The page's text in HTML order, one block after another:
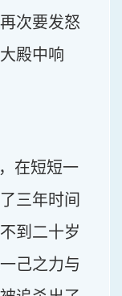
次要发怒
殿中响
在短短一
三年时间
到二十岁
己之力与